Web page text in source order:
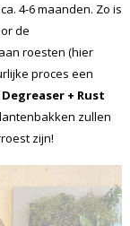
4-6 maanden. Zo is
de
roesten (hier
proces een
Degreaser + Rust
zullen
zijn!